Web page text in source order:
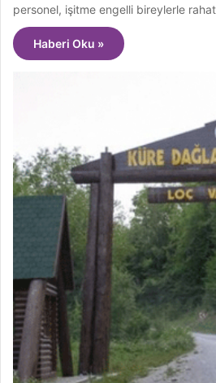
personel, işitme engelli bireylerle
Haberi Oku »